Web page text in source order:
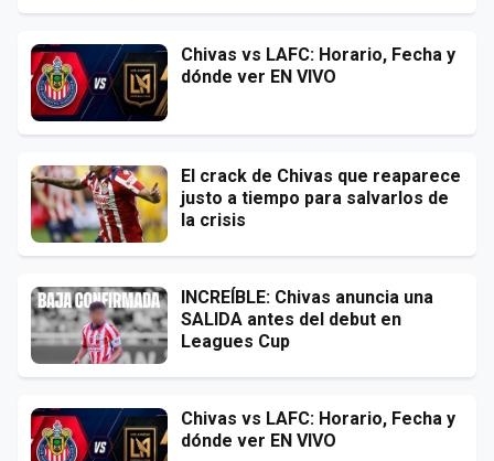
Chivas vs LAFC: Horario, Fecha y
dónde ver EN VIVO
El crack de Chivas que reaparece
justo a tiempo para salvarlos de
la crisis
INCREÍBLE: Chivas anuncia una
SALIDA antes del debut en
Leagues Cup
Chivas vs LAFC: Horario, Fecha y
dónde ver EN VIVO